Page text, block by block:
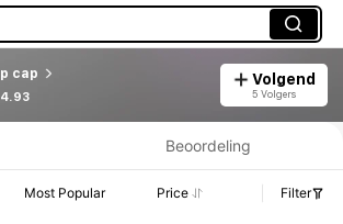
cap
4.93
Volgend
5 Volgers
Verkoop- en Voorraadgegevens.
Beoordeling
Most Popular Price Filter